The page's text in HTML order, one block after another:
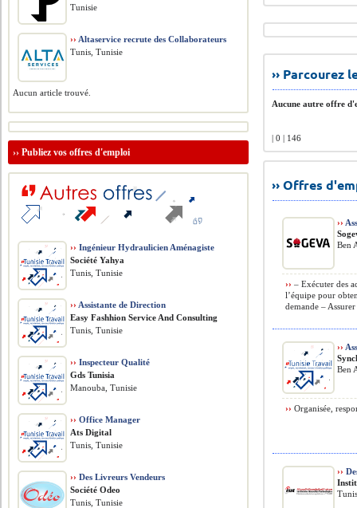
››
Aucune autre offre
| 0 | 146
›› Offres
››
Ben
›› – Exécuter des
l’équipe pour
demande –
››
Ben
›› Organisée,
››
Tunisie
›› Altaservice recrute des Collaborateurs
Tunis, Tunisie
Aucun article trouvé.
››Publiez vos offres d'emploi
›› Ingénieur Hydraulicien Aménagiste
Société Yahya
Tunis, Tunisie
›› Assistante de Direction
Easy Fashhion Service And Consulting
Tunis, Tunisie
›› Inspecteur Qualité
Gds Tunisia
Manouba, Tunisie
›› Office Manager
Ats Digital
Tunis, Tunisie
›› Des Livreurs Vendeurs
Société Odeo
Tunis, Tunisie